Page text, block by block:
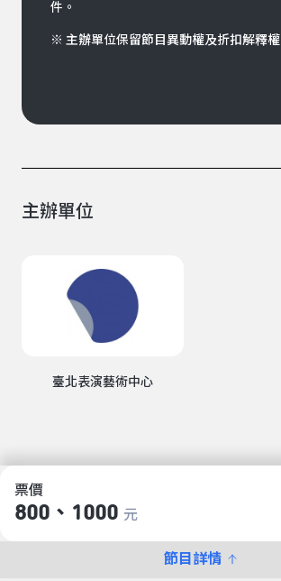
票價
800、1000 元
節目詳情
件。
※ 主辦單位保留節目異動權及折扣解釋權
主辦單位
臺北表演藝術中心